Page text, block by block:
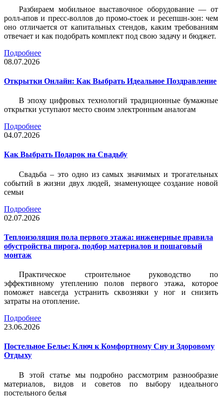
Разбираем мобильное выставочное оборудование — от
ролл-апов и пресс-воллов до промо-стоек и ресепшн-зон: чем
оно отличается от капитальных стендов, каким требованиям
отвечает и как подобрать комплект под свою задачу и бюджет.
Подробнее
08.07.2026
Открытки Онлайн: Как Выбрать Идеальное Поздравление
В эпоху цифровых технологий традиционные бумажные
открытки уступают место своим электронным аналогам
Подробнее
04.07.2026
Как Выбрать Подарок на Свадьбу
Свадьба – это одно из самых значимых и трогательных
событий в жизни двух людей, знаменующее создание новой
семьи
Подробнее
02.07.2026
Теплоизоляция пола первого этажа: инженерные правила
обустройства пирога, подбор материалов и пошаговый
монтаж
Практическое строительное руководство по
эффективному утеплению полов первого этажа, которое
поможет навсегда устранить сквозняки у ног и снизить
затраты на отопление.
Подробнее
23.06.2026
Постельное Белье: Ключ к Комфортному Сну и Здоровому
Отдыху
В этой статье мы подробно рассмотрим разнообразие
материалов, видов и советов по выбору идеального
постельного белья